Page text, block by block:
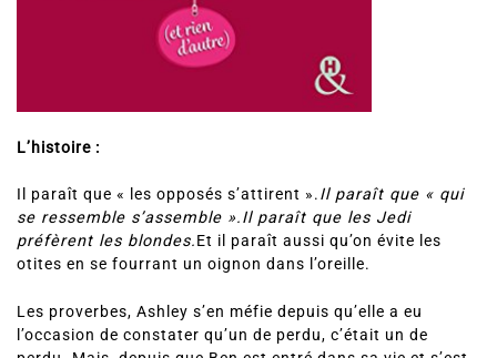
L’histoire :
Il paraît que « les opposés s’attirent ».Il paraît que « qui
se ressemble s’assemble ».Il paraît que les Jedi
préfèrent les blondes.Et il paraît aussi qu’on évite les
otites en se fourrant un oignon dans l’oreille.
Les proverbes, Ashley s’en méfie depuis qu’elle a eu
l’occasion de constater qu’un de perdu, c’était un de